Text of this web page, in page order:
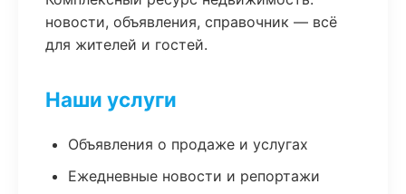
новости, объявления, справочник — всё
для жителей и гостей.
Наши услуги
Объявления о продаже и услугах
Ежедневные новости и репортажи